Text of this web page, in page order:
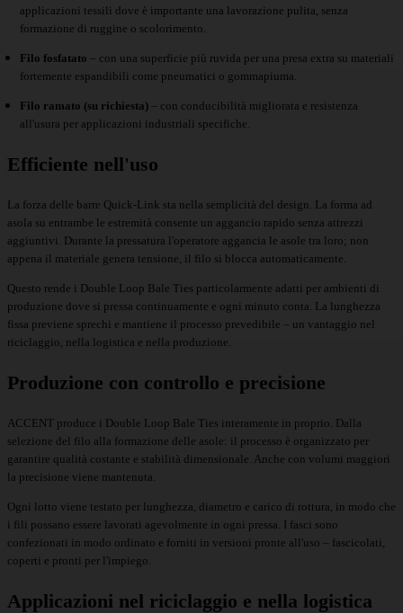
applicazioni tessili dove è importante una lavorazione pulita, senza
formazione di ruggine o scolorimento.
Filo fosfatato – con una superficie più ruvida per una presa extra su materiali
fortemente espandibili come pneumatici o gommapiuma.
Filo ramato (su richiesta) – con conducibilità migliorata e resistenza
all'usura per applicazioni industriali specifiche.
Efficiente nell'uso
La forza delle barre Quick-Link sta nella semplicità del design. La forma ad
asola su entrambe le estremità consente un aggancio rapido senza attrezzi
aggiuntivi. Durante la pressatura l'operatore aggancia le asole tra loro; non
appena il materiale genera tensione, il filo si blocca automaticamente.
Questo rende i Double Loop Bale Ties particolarmente adatti per ambienti di
produzione dove si pressa continuamente e ogni minuto conta. La lunghezza
fissa previene sprechi e mantiene il processo prevedibile – un vantaggio nel
riciclaggio, nella logistica e nella produzione.
Produzione con controllo e precisione
ACCENT produce i Double Loop Bale Ties interamente in proprio. Dalla
selezione del filo alla formazione delle asole: il processo è organizzato per
garantire qualità costante e stabilità dimensionale. Anche con volumi maggiori
la precisione viene mantenuta.
Ogni lotto viene testato per lunghezza, diametro e carico di rottura, in modo che
i fili possano essere lavorati agevolmente in ogni pressa. I fasci sono
confezionati in modo ordinato e forniti in versioni pronte all'uso – fascicolati,
coperti e pronti per l'impiego.
Applicazioni nel riciclaggio e nella logistica